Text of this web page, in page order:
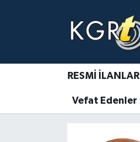
RESMİ İLANLAR
Vefat Edenler
Karaman Haberleri
Gündem Haberleri
Güncel Haberler